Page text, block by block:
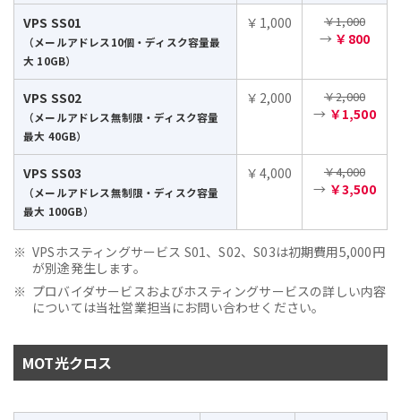
VPS SS01
（メールアドレス10個・ディスク容量最
大 10GB）
￥1,000 ￥1,000
→ ￥800
VPS SS02
（メールアドレス無制限・ディスク容量
最大 40GB）
￥2,000 ￥2,000
→ ￥1,500
VPS SS03
（メールアドレス無制限・ディスク容量
最大 100GB）
￥4,000 ￥4,000
→ ￥3,500
VPSホスティングサービス S01、S02、S03は初期費用5,000円
が別途発生します。
プロバイダサービスおよびホスティングサービスの詳しい内容
については当社営業担当にお問い合わせください。
MOT光クロス